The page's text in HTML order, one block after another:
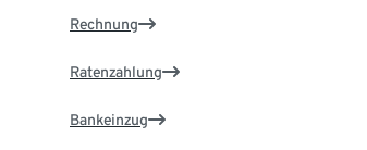
Rechnung
Ratenzahlung
Bankeinzug